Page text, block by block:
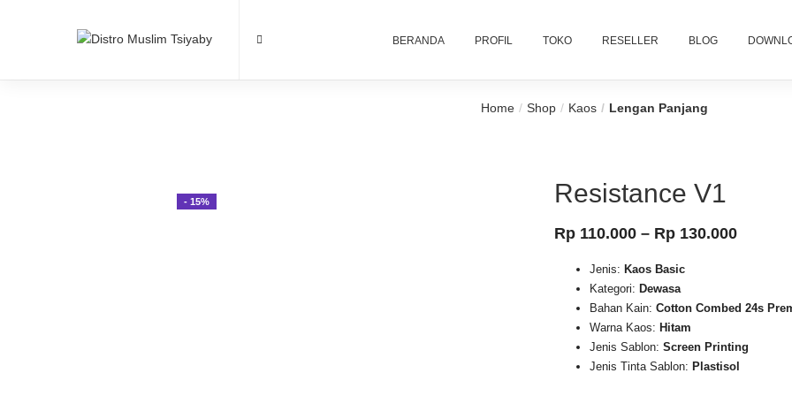
BERANDA PROFIL TOKO RESELLER BLOG
Home Shop Kaos Lengan Panjang
- 15% Resistance V1
Rp 110.000 – Rp 130.000Price
Jenis: Kaos Basic
Kategori: Dewasa
Bahan Kain: Cotton Combed 24s
Warna Kaos: Hitam
Jenis Sablon: Screen Printing
Jenis Tinta Sablon: Plastisol